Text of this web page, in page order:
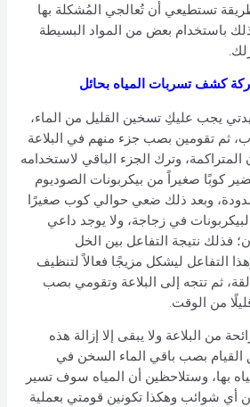
تستطيعي أن تُعالجي المُشكلة بها
باستخدام بعض من المواد البسيطة
كشف تسربات المياه بحائل
يجب عليكِ تسخين القليل من الماء،
ثم تقومين بصب جزء منهم في البلاعة
المتراكمة، وترك الجزء الباقي لاستخدامه
كوبًا صغيراً من بيكربونات الصوديوم
وبعد ذلك ضعي حوالي كوب صغيرًا
في زجاجة، ولا يوجد داعي
فذلك نتيجة التفاعل بين الخل
التفاعل ليشكل مزيجًا فعالاً لتنظيف
ثم تتجه إلى البلاعة وتقومي بصب
من الوقت.
من البلاعة ولا يبقى إلا إزالة هذه
القيام بصب باقي الماء السخن في
بها، وستلاحظين أن المياه سوف تسير
أي شوائب وهكذا تكونين قومتي بعملية